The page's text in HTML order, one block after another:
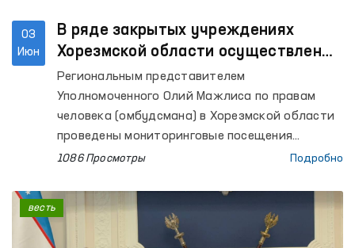
03
Июн
В ряде закрытых учреждениях
Хорезмской области осуществлены
мониторинговые посещения
Региональным представителем
Уполномоченного Олий Мажлиса по правам
человека (омбудсмана) в Хорезмской области
проведены мониторинговые посещения
Следственного изолятора № 11, Центров
несовершеннолетним и реабилитации лиц без
определённого места жительства УВД
Хорезмской области, Специального приёмника
1086 Просмотры Подробно
весть